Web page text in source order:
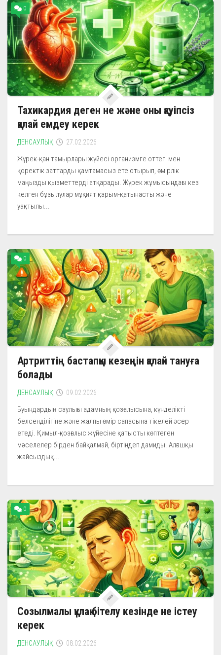
0
Тахикардия деген не және оны қауіпсіз
қалай емдеу керек
ДЕНСАУЛЫҚ 27.02.2026
Жүрек-қан тамырлары жүйесі организмге оттегі мен
қоректік заттарды қамтамасыз ете отырып, өмірлік
маңызды қызметтерді атқарады. Жүрек жұмысындағы кез
келген бұзылулар мұқият қарым-қатынасты және
уақтылы...
0
Артриттің бастапқы кезеңін қалай тануға
болады
ДЕНСАУЛЫҚ 09.02.2026
Буындардың саулығы адамның қозғалысына, күнделікті
белсенділігіне және жалпы өмір сапасына тікелей әсер
етеді. Қимыл-қозғалыс жүйесіне қатысты көптеген
мәселелер бірден байқалмай, біртіндеп дамиды. Алғашқы
жайсыздық...
0
Созылмалы құлақ бітелу кезінде не істеу
керек
ДЕНСАУЛЫҚ 08.02.2026